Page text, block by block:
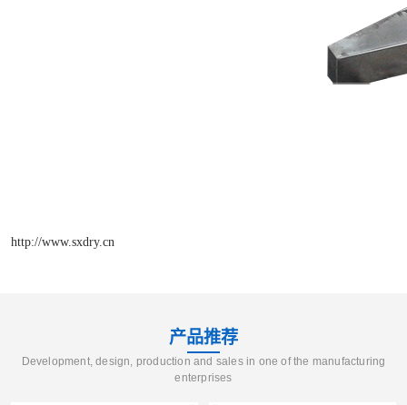
http://www.sxdry.cn
产品推荐
Development, design, production and sales in one of the manufacturing
enterprises